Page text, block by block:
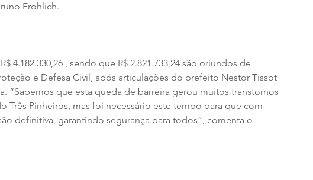
Frohlich.
4.182.330,26 , sendo que R$ 2.821.733,24 são oriundos de
e Defesa Civil, após articulações do prefeito Nestor Tissot
“Sabemos que esta queda de barreira gerou muitos transtornos
Três Pinheiros, mas foi necessário este tempo para que com
definitiva, garantindo segurança para todos”, comenta o